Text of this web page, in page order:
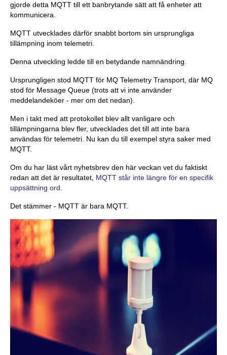
gjorde detta MQTT till ett banbrytande sätt att få enheter att
kommunicera.
MQTT utvecklades därför snabbt bortom sin ursprungliga
tillämpning inom telemetri.
Denna utveckling ledde till en betydande namnändring.
Ursprungligen stod MQTT för MQ Telemetry Transport, där MQ
stod för Message Queue (trots att vi inte använder
meddelandeköer - mer om det nedan).
Men i takt med att protokollet blev allt vanligare och
tillämpningarna blev fler, utvecklades det till att inte bara
användas för telemetri. Nu kan du till exempel styra saker med
MQTT.
Om du har läst vårt nyhetsbrev den här veckan vet du faktiskt
redan att det är resultatet, MQTT står inte längre för en specifik
uppsättning ord.
Det stämmer - MQTT är bara MQTT.